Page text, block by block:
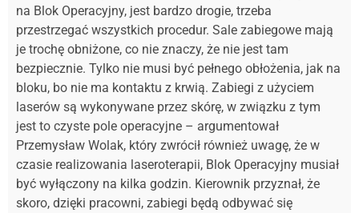
na Blok Operacyjny, jest bardzo drogie, trzeba
przestrzegać wszystkich procedur. Sale zabiegowe mają
je trochę obniżone, co nie znaczy, że nie jest tam
bezpiecznie. Tylko nie musi być pełnego obłożenia, jak na
bloku, bo nie ma kontaktu z krwią. Zabiegi z użyciem
laserów są wykonywane przez skórę, w związku z tym
jest to czyste pole operacyjne – argumentował
Przemysław Wolak, który zwrócił również uwagę, że w
czasie realizowania laseroterapii, Blok Operacyjny musiał
być wyłączony na kilka godzin. Kierownik przyznał, że
skoro, dzięki pracowni, zabiegi będą odbywać się